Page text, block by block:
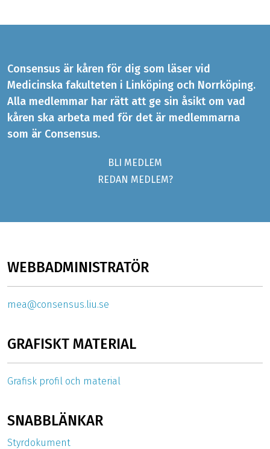
Consensus är kåren för dig som läser vid
Medicinska fakulteten i Linköping och Norrköping.
Alla medlemmar har rätt att ge sin åsikt om vad
kåren ska arbeta med för det är medlemmarna
som är Consensus.
BLI MEDLEM
REDAN MEDLEM?
WEBBADMINISTRATÖR
mea@consensus.liu.se
GRAFISKT MATERIAL
Grafisk profil och material
SNABBLÄNKAR
Styrdokument